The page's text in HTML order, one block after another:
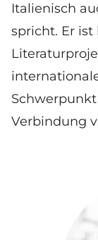
Italienisch
spricht. Er
Verbindung